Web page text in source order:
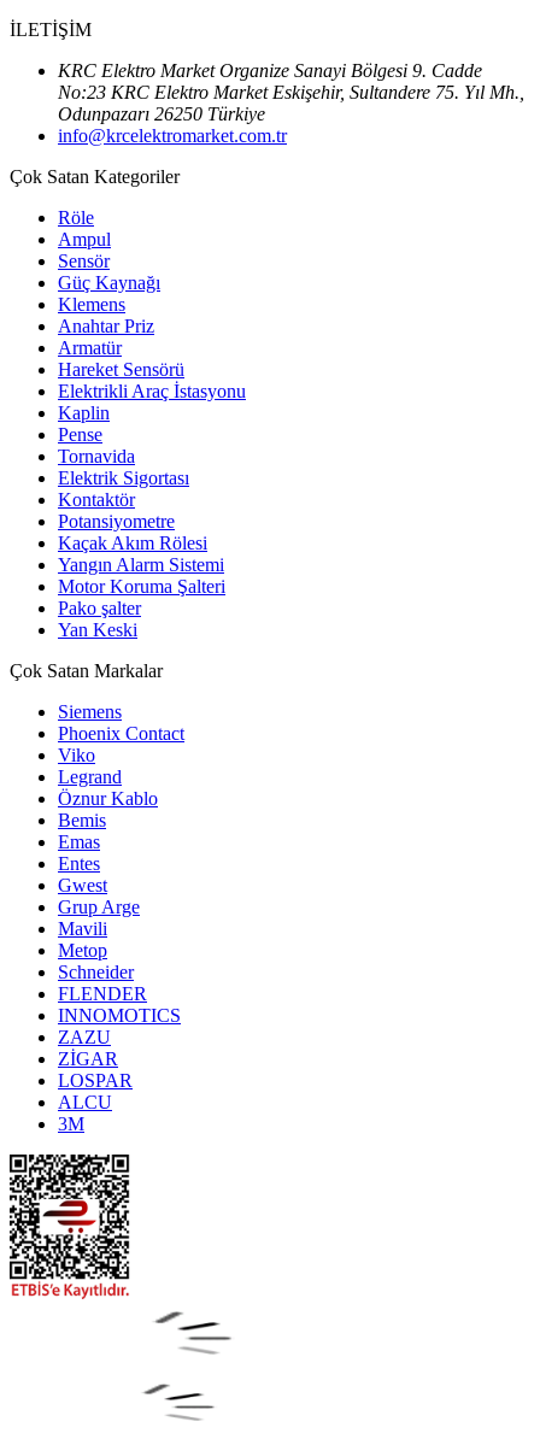
İLETİŞİM
KRC Elektro Market Organize Sanayi Bölgesi 9. Cadde
No:23 KRC Elektro Market Eskişehir, Sultandere 75. Yıl Mh.,
Odunpazarı 26250 Türkiye
info@krcelektromarket.com.tr
Çok Satan Kategoriler
Röle
Ampul
Sensör
Güç Kaynağı
Klemens
Anahtar Priz
Armatür
Hareket Sensörü
Elektrikli Araç İstasyonu
Kaplin
Pense
Tornavida
Elektrik Sigortası
Kontaktör
Potansiyometre
Kaçak Akım Rölesi
Yangın Alarm Sistemi
Motor Koruma Şalteri
Pako şalter
Yan Keski
Çok Satan Markalar
Siemens
Phoenix Contact
Viko
Legrand
Öznur Kablo
Bemis
Emas
Entes
Gwest
Grup Arge
Mavili
Metop
Schneider
FLENDER
INNOMOTICS
ZAZU
ZİGAR
LOSPAR
ALCU
3M